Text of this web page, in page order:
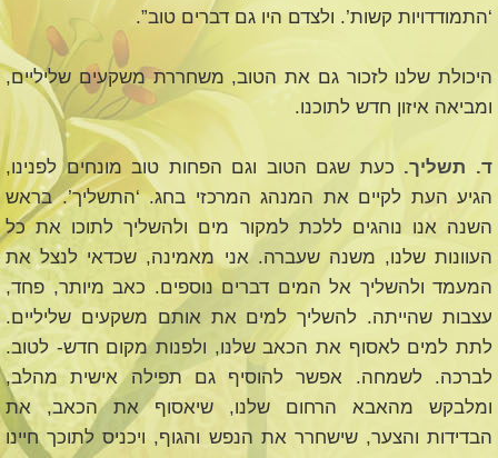
‘התמודדויות קשות’. ולצדם היו גם דברים טוב”.
היכולת שלנו לזכור גם את הטוב, משחררת משקעים שליליים,
ומביאה איזון חדש לתוכנו.
ד. תשליך. כעת שגם הטוב וגם הפחות טוב מונחים לפנינו,
הגיע העת לקיים את המנהג המרכזי בחג. ‘התשליך’. בראש
השנה אנו נוהגים ללכת למקור מים ולהשליך לתוכו את כל
העוונות שלנו, משנה שעברה. אני מאמינה, שכדאי לנצל את
המעמד ולהשליך אל המים דברים נוספים. כאב מיותר, פחד,
עצבות שהייתה. להשליך למים את אותם משקעים שליליים.
לתת למים לאסוף את הכאב שלנו, ולפנות מקום חדש- לטוב.
לברכה. לשמחה. אפשר להוסיף גם תפילה אישית מהלב,
ומלבקש מהאבא הרחום שלנו, שיאסוף את הכאב, את
הבדידות והצער, שישחרר את הנפש והגוף, ויכניס לתוכך חיינו